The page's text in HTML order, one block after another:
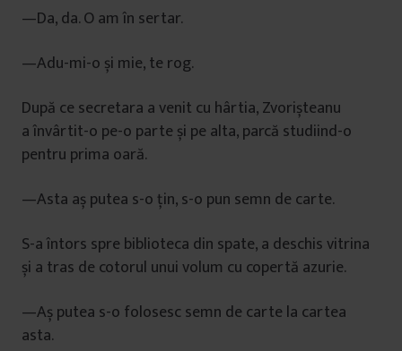
—Da, da. O am în sertar.
—Adu-mi-o și mie, te rog.
După ce secretara a venit cu hârtia, Zvorișteanu
a învârtit-o pe-o parte și pe alta, parcă studiind-o
pentru prima oară.
—Asta aș putea s-o țin, s-o pun semn de carte.
S-a întors spre biblioteca din spate, a deschis vitrina
și a tras de cotorul unui volum cu copertă azurie.
—Aș putea s-o folosesc semn de carte la cartea
asta.